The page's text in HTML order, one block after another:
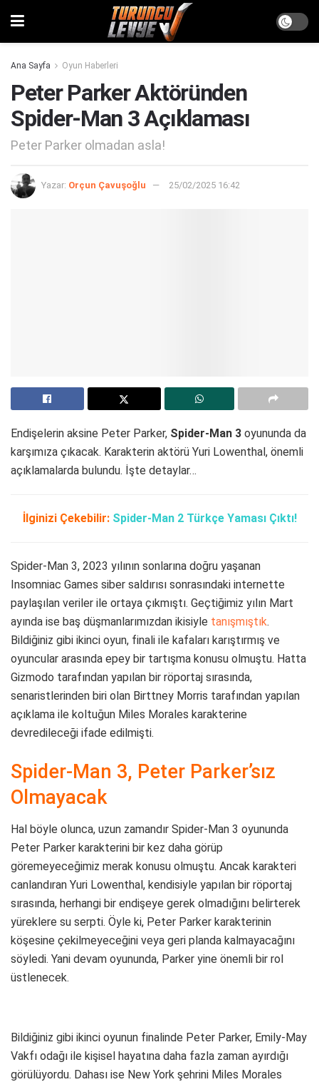
Ana Sayfa Oyun Haberleri
Peter Parker Aktöründen
Spider-Man 3 Açıklaması
Peter Parker olmadan asla!
Yazar: Orçun Çavuşoğlu 25/02/2025 16:42
Endişelerin aksine Peter Parker, Spider-Man 3 oyununda da
karşımıza çıkacak. Karakterin aktörü Yuri Lowenthal, önemli
açıklamalarda bulundu. İşte detaylar…
İlginizi Çekebilir: Spider-Man 2 Türkçe Yaması Çıktı!
Spider-Man 3, 2023 yılının sonlarına doğru yaşanan
Insomniac Games siber saldırısı sonrasındaki internette
paylaşılan veriler ile ortaya çıkmıştı. Geçtiğimiz yılın Mart
ayında ise baş düşmanlarımızdan ikisiyle tanışmıştık.
Bildiğiniz gibi ikinci oyun, finali ile kafaları karıştırmış ve
oyuncular arasında epey bir tartışma konusu olmuştu. Hatta
Gizmodo tarafından yapılan bir röportaj sırasında,
senaristlerinden biri olan Birttney Morris tarafından yapılan
açıklama ile koltuğun Miles Morales karakterine
devredileceği ifade edilmişti.
Spider-Man 3, Peter Parker’sız
Olmayacak
Hal böyle olunca, uzun zamandır Spider-Man 3 oyununda
Peter Parker karakterini bir kez daha görüp
göremeyeceğimiz merak konusu olmuştu. Ancak karakteri
canlandıran Yuri Lowenthal, kendisiyle yapılan bir röportaj
sırasında, herhangi bir endişeye gerek olmadığını belirterek
yüreklere su serpti. Öyle ki, Peter Parker karakterinin
köşesine çekilmeyeceğini veya geri planda kalmayacağını
söyledi. Yani devam oyununda, Parker yine önemli bir rol
üstlenecek.
Bildiğiniz gibi ikinci oyunun finalinde Peter Parker, Emily-May
Vakfı odağı ile kişisel hayatına daha fazla zaman ayırdığı
görülüyordu. Dahası ise New York şehrini Miles Morales